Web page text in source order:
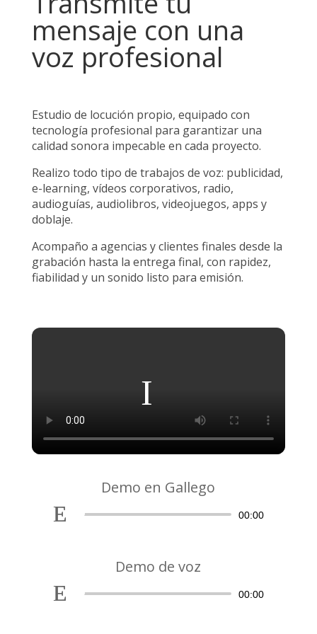
mensaje con una
voz profesional
Estudio de locución propio, equipado con
tecnología profesional para garantizar una
calidad sonora impecable en cada proyecto.
Realizo todo tipo de trabajos de voz: publicidad,
e-learning, vídeos corporativos, radio,
audioguías, audiolibros, videojuegos, apps y
doblaje.
Acompaño a agencias y clientes finales desde la
grabación hasta la entrega final, con rapidez,
fiabilidad y un sonido listo para emisión.
Demo en Gallego
Reproductor
00:00
Demo de voz
Reproductor
00:00